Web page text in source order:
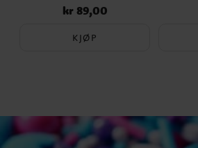
Pris:kr 89,00
kr 89,00
KJØP